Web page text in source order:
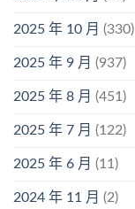
2025 年 10 月 (330)
2025 年 9 月 (937)
2025 年 8 月 (451)
2025 年 7 月 (122)
2025 年 6 月 (11)
2024 年 11 月 (2)